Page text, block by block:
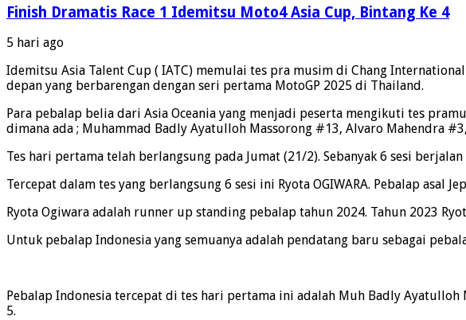
Finish Dramatis Race 1 Idemitsu Moto4 Asia Cup, Bintang Ke 4
5 hari ago
Idemitsu Asia Talent Cup ( IATC) memulai tes pra musim di Chang
depan yang berbarengan dengan seri pertama MotoGP 2025 di Thailand.
Para pebalap belia dari Asia Oceania yang menjadi peserta mengikuti tes
dimana ada ; Muhammad Badly Ayatulloh Massorong #13, Alvaro Mahendra
Tes hari pertama telah berlangsung pada Jumat (21/2). Sebanyak 6 sesi
Tercepat dalam tes yang berlangsung 6 sesi ini Ryota OGIWARA. Pebalap asal
Ryota Ogiwara adalah runner up standing pebalap tahun 2024. Tahun 2023
Untuk pebalap Indonesia yang semuanya adalah pendatang baru sebagai
Pebalap Indonesia tercepat di tes hari pertama ini adalah Muh Badly
5.